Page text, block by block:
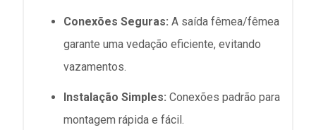
Conexões Seguras: A saída fêmea/fêmea
garante uma vedação eficiente, evitando
vazamentos.
Instalação Simples: Conexões padrão para
montagem rápida e fácil.